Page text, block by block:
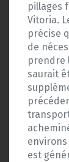
pillages
Vitoria.
précise
de
prendre
saurait
environs
est